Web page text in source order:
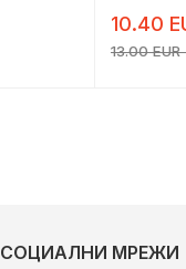
10.40
13.00
СОЦИАЛНИ МРЕЖИ